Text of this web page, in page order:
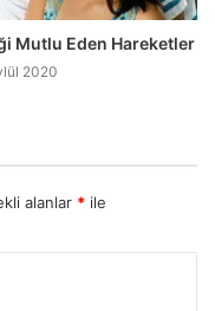
Mutlu Eden Hareketler
2020
alanlar * ile